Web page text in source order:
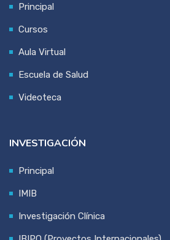
Principal
Cursos
Aula Virtual
Escuela de Salud
Videoteca
INVESTIGACIÓN
Principal
IMIB
Investigación Clínica